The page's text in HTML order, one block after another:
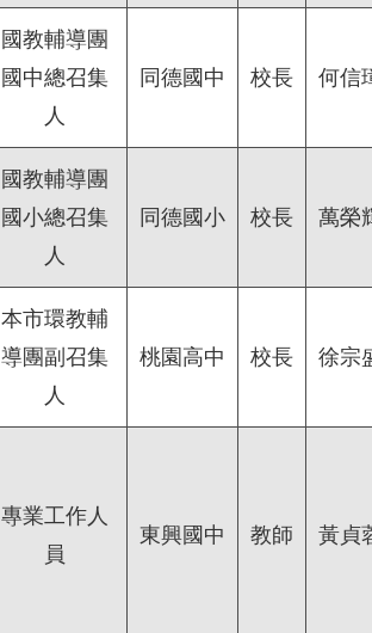
國教輔導團
國中總召集
人
同德國中 校長 何信
國教輔導團
國小總召集
人
同德國小 校長 萬榮
本市環教輔
導團副召集
人
桃園高中 校長 徐宗
專業工作人
員
東興國中 教師 黃貞